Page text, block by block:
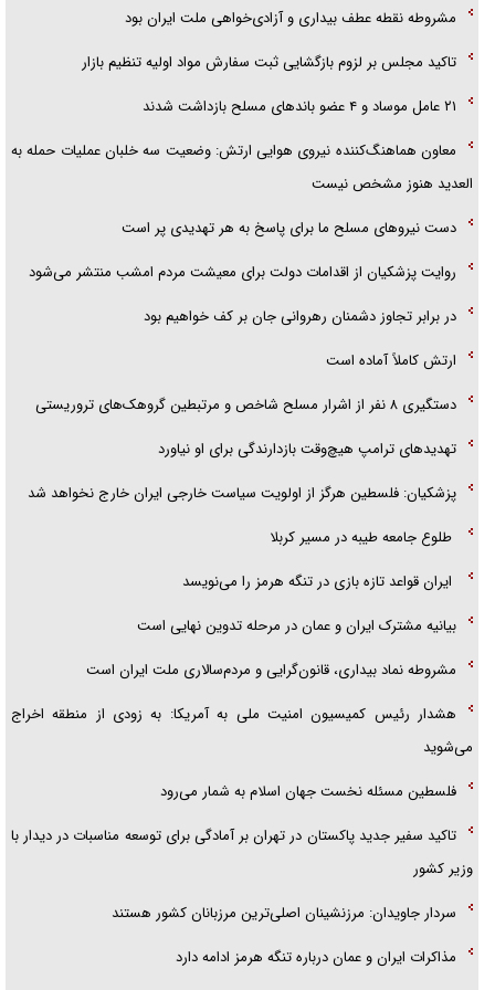
گزارش «جوان» از قوانین سخت‌گیرانه ۶ قاره در برابر یورش به پاسگاه‌های
مشروطه نقطه عطف بیداری و آزادی‌خواهی ملت ایران بود
تاکید مجلس بر لزوم بازگشایی ثبت سفارش مواد اولیه تنظیم بازار
۲۱ عامل موساد و ۴ عضو باند‌های مسلح بازداشت شدند
معاون هماهنگ‌کننده نیروی هوایی ارتش: وضعیت سه خلبان عملیات حمله به
العدید هنوز مشخص نیست
دست نیرو‌های مسلح ما برای پاسخ به هر تهدیدی پر است
روایت پزشکیان از اقدامات دولت برای معیشت مردم امشب منتشر می‌شود
در برابر تجاوز دشمنان رهروانی جان بر کف خواهیم بود
ارتش کاملاً آماده است
دستگیری ۸ نفر از اشرار مسلح شاخص و مرتبطین گروهک‌های تروریستی
تهدید‌های ترامپ هیچ‌وقت بازدارندگی برای او نیاورد
پزشکیان: فلسطین هرگز از اولویت سیاست خارجی ایران خارج نخواهد شد
طلوع جامعه طیبه در مسیر کربلا
ایران قواعد تازه بازی در تنگه هرمز را می‌نویسد
بیانیه مشترک ایران و عمان در مرحله تدوین نهایی است
مشروطه نماد بیداری، قانون‌گرایی و مردم‌سالاری ملت ایران است
هشدار رئیس کمیسیون امنیت ملی به آمریکا: به زودی از منطقه اخراج
می‌شوید
فلسطین مسئله نخست جهان اسلام به شمار می‌رود
تاکید سفیر جدید پاکستان در تهران بر آمادگی برای توسعه مناسبات در دیدار با
وزیر کشور
سردار جاویدان: مرزنشینان اصلی‌ترین مرزبانان کشور هستند
مذاکرات ایران و عمان درباره تنگه هرمز ادامه دارد